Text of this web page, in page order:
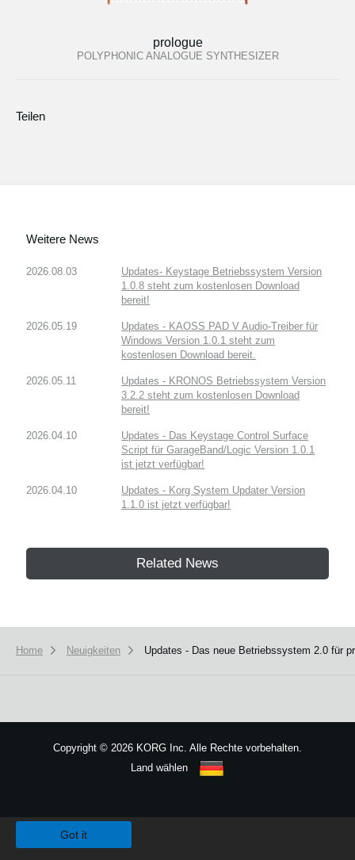
prologue
POLYPHONIC ANALOGUE SYNTHESIZER
Teilen
Weitere News
2026.08.03
Updates- Keystage Betriebssystem Version
1.0.8 steht zum kostenlosen Download
bereit!
2026.05.19
Updates - KAOSS PAD V Audio-Treiber für
Windows Version 1.0.1 steht zum
kostenlosen Download bereit.
2026.05.11
Updates - KRONOS Betriebssystem Version
3.2.2 steht zum kostenlosen Download
bereit!
2026.04.10
Updates - Das Keystage Control Surface
Script für GarageBand/Logic Version 1.0.1
ist jetzt verfügbar!
2026.04.10
Updates - Korg System Updater Version
1.1.0 ist jetzt verfügbar!
Related News
Home Neuigkeiten Updates - Das neue Betriebssystem 2.0 für
Copyright © 2026 KORG Inc. Alle Rechte vorbehalten.
Land wählen
Got it